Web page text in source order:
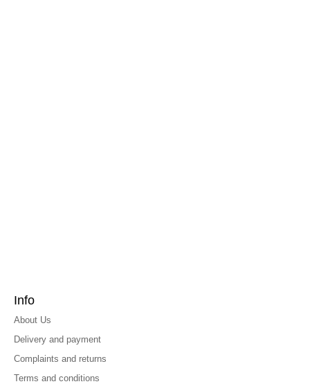
Info
About Us
Delivery and payment
Complaints and returns
Terms and conditions